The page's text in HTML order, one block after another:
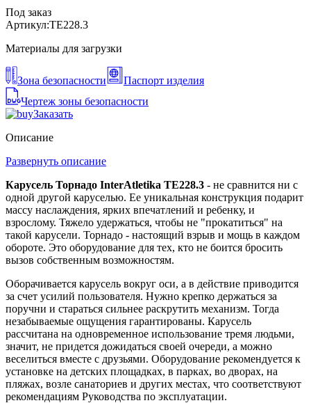
Под заказ
Артикул:TE228.3
Материалы для загрузки
Зона безопасности
Паспорт изделия
Чертеж зоны безопасности
Заказать
Описание
Развернуть описание
Карусель Торнадо InterAtletika TE228.3 - не сравнится ни с
одной другой каруселью. Ее уникальная конструкция подарит
массу наслаждения, ярких впечатлений и ребенку, и
взрослому. Тяжело удержаться, чтобы не "прокатиться" на
такой карусели. Торнадо - настоящий взрыв и мощь в каждом
обороте. Это оборудование для тех, кто не боится бросить
вызов собственным возможностям.
Оборачивается карусель вокруг оси, а в действие приводится
за счет усилий пользователя. Нужно крепко держаться за
поручни и стараться сильнее раскрутить механизм. Тогда
незабываемые ощущения гарантированы. Карусель
рассчитана на одновременное использование тремя людьми,
значит, не придется дожидаться своей очереди, а можно
веселиться вместе с друзьями. Оборудование рекомендуется к
установке на детских площадках, в парках, во дворах, на
пляжах, возле санаториев и других местах, что соответствуют
рекомендациям Руководства по эксплуатации.